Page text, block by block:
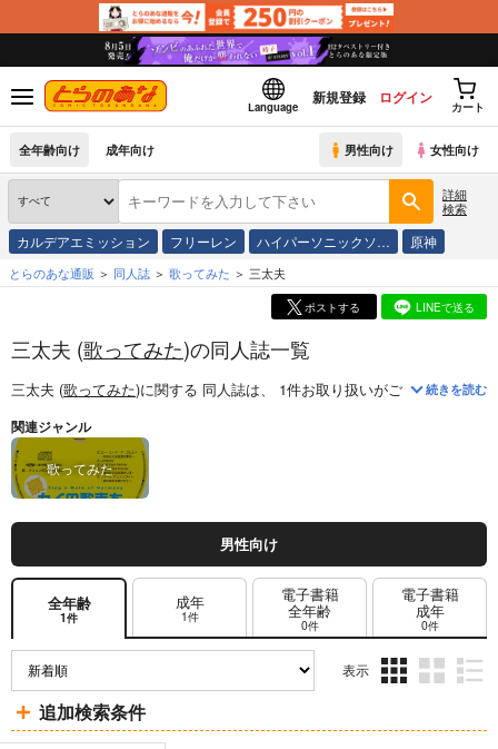
Language
新規登録 ログイン
カート
全年齢向け 成年向け 男性向け 女性向け
詳細
検索
カルデアエミッション フリーレン ハイパーソニックソ… 原神
とらのあな通販 同人誌 歌ってみた 三太夫
ポストする LINEで送る
三太夫 (歌ってみた)の同人誌一覧
三太夫 (歌ってみた)に関する 同人誌は、 1件お取り扱いがございます。「
続きを読む
関連ジャンル
歌ってみた
男性向け
全年齢
1件
成年
1件
電子書籍
全年齢
0件
電子書籍
成年
0件
表示
ム
ム
ム
追加検索条件